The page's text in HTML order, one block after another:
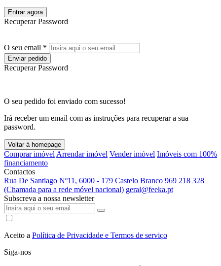
Entrar agora
Recuperar Password
O seu email *
Enviar pedido
Recuperar Password
O seu pedido foi enviado com sucesso!
Irá receber um email com as instruções para recuperar a sua
password.
Voltar à homepage
Comprar imóvel Arrendar imóvel Vender imóvel Imóveis com 100%
financiamento
Contactos
Rua De Santiago Nº11, 6000 - 179 Castelo Branco 969 218 328
(Chamada para a rede móvel nacional) geral@feeka.pt
Subscreva a nossa newsletter
Aceito a Política de Privacidade e Termos de serviço
Siga-nos